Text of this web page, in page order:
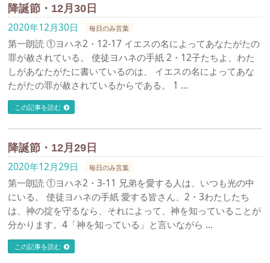
降誕節・12月30日
2020年12月30日 毎日のみ言葉
第一朗読 ①ヨハネ2・12-17 イエスの名によってあなたがたの
罪が赦されている。 使徒ヨハネの手紙 2・12子たちよ、わた
しがあなたがたに書いているのは、 イエスの名によってあな
たがたの罪が赦されているからである。 1 …
この記事を読む
降誕節・12月29日
2020年12月29日 毎日のみ言葉
第一朗読 ①ヨハネ2・3-11 兄弟を愛する人は、いつも光の中
にいる。 使徒ヨハネの手紙 愛する皆さん、2・3わたしたち
は、神の掟を守るなら、それによって、神を知っていることが
分かります。4「神を知っている」と言いながら …
この記事を読む